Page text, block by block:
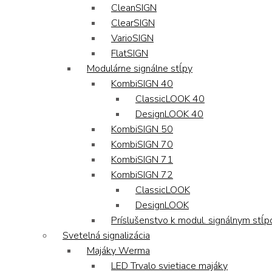
CleanSIGN
ClearSIGN
VarioSIGN
FlatSIGN
Modulárne signálne stĺpy
KombiSIGN 40
ClassicLOOK 40
DesignLOOK 40
KombiSIGN 50
KombiSIGN 70
KombiSIGN 71
KombiSIGN 72
ClassicLOOK
DesignLOOK
Príslušenstvo k modul. signálnym
Svetelná signalizácia
Majáky Werma
LED Trvalo svietiace majáky